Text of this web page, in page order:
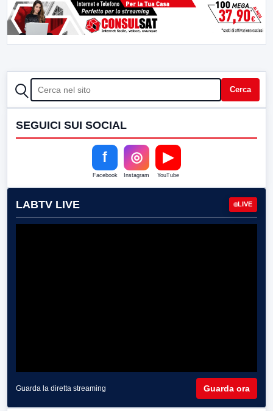
CERCA Cerca
SEGUICI SUI SOCIAL
f
Facebook
◎
Instagram
▶
YouTube
LABTV LIVE LIVE
Guarda la diretta streaming Guarda ora